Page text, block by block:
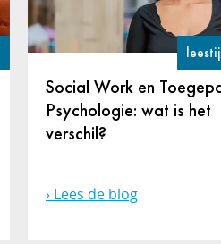
Social Work en
Psychologie: wat is het
verschil?
Lees de blog